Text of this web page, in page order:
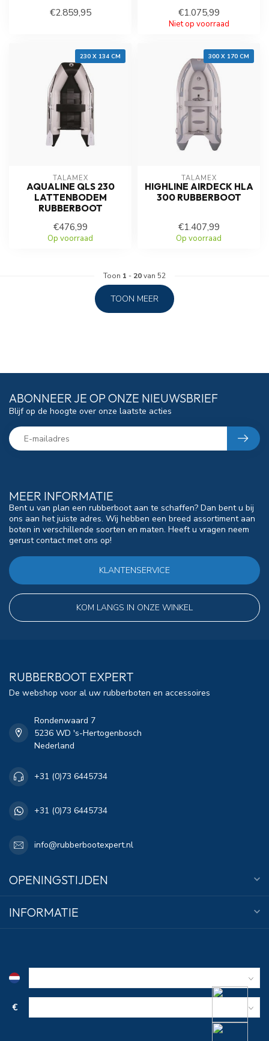
€2.859,95 €1.075,99
Niet op voorraad
230 X 134 CM
TALAMEX
AQUALINE QLS 230
LATTENBODEM
RUBBERBOOT
€476,99
Op voorraad
300 X 170 CM
TALAMEX
HIGHLINE AIRDECK HLA
300 RUBBERBOOT
€1.407,99
Op voorraad
Toon 1 - 20van 52
TOON MEER
MEER INFORMATIE
Bent u van plan een rubberboot aan te schaffen? Dan bent u bij
ons aan het juiste adres. Wij hebben een breed assortiment aan
boten in verschillende soorten en maten. Heeft u vragen neem
gerust contact met ons op!
KLANTENSERVICE
KOM LANGS IN ONZE WINKEL
ABONNEER JE OP ONZE NIEUWSBRIEF
Blijf op de hoogte over onze laatste acties
RUBBERBOOT EXPERT
De webshop voor al uw rubberboten en accessoires
Rondenwaard 7
5236 WD 's-Hertogenbosch
Nederland
+31 (0)73 6445734
+31 (0)73 6445734
info@rubberbootexpert.nl
OPENINGSTIJDEN
INFORMATIE
€